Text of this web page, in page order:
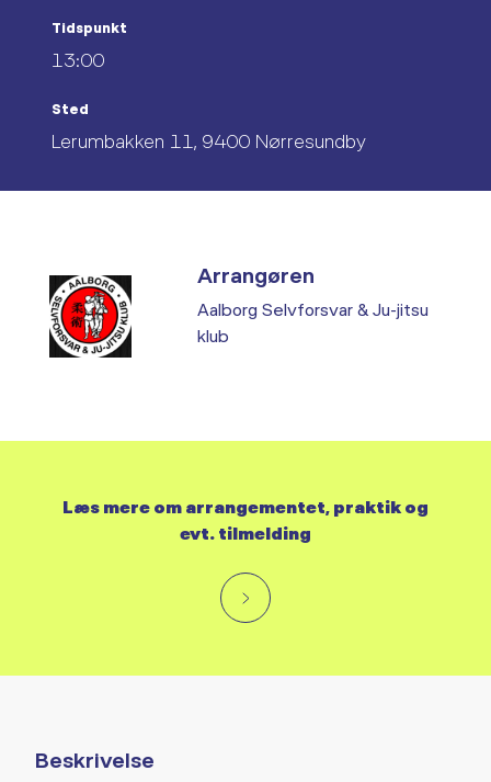
Tidspunkt
13:00
Sted
Lerumbakken 11, 9400 Nørresundby
Beskrivelse
Arrangøren
Aalborg Selvforsvar & Ju-jitsu
klub
Læs mere om arrangementet, praktik og
evt. tilmelding